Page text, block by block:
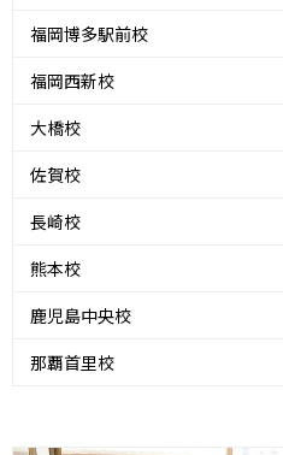
福岡博多駅前校
福岡西新校
大橋校
佐賀校
長崎校
熊本校
鹿児島中央校
那覇首里校